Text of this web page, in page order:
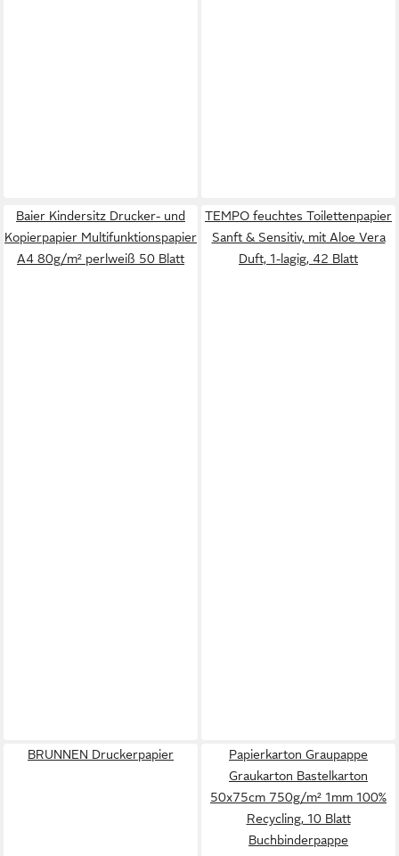
Baier Kindersitz Drucker- und
Kopierpapier Multifunktionspapier
A4 80g/m² perlweiß 50 Blatt
TEMPO feuchtes Toilettenpapier
Sanft & Sensitiv, mit Aloe Vera
Duft, 1-lagig, 42 Blatt
BRUNNEN Druckerpapier
Papierkarton Graupappe
Graukarton Bastelkarton
50x75cm 750g/m² 1mm 100%
Recycling, 10 Blatt
Buchbinderpappe